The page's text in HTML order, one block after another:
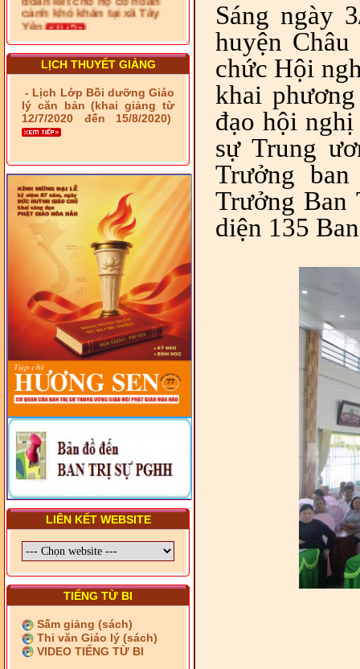
- LỄ RA QUÂN DẬM VÁ,
SỬA CHỮA LỘ GIAO
THÔNG NÔNG THÔN (XÃ
PHÚ THỌ)
PHÁP LUẬT VIỆT NAM VÀ
HIẾN CHƯƠNG GIÁO HỘI
PGHH NHIỆM KỲ VI (2024-
2029) CHO TRỊ SỰ VIÊN
DIỆN TỈNH VÀ GIÁO LÝ
VIÊN - CHUYÊN ĐỀ: NHỮNG
VẤN ĐỀ CHUNG VỀ PHÁP
LUẬT VÀ HỆ THỐNG PHÁP
LUẬT VIỆT NAM
- LỚP TẬP HUẤN LỊCH SỬ,
PHÁP LUẬT VIỆT NAM VÀ
HIẾN CHƯƠNG GIÁO HỘI
PGHH NHIỆM KỲ VI (2024-
2029) CHO TRỊ SỰ VIÊN
TRUNG ƯƠNG, BAN ĐẠI
DIỆN TỈNH VÀ GIÁO LÝ
VIÊN - CHUYÊN ĐỀ: SỰ RA
ĐỜI, BẢN CHẤT, CHỨC
NĂNG VÀ HÌNH THỨC CỦA
NƯỚC CHXHCN VIỆT NAM
LỊCH THUYẾT GIẢNG
- Lịch Lớp Bồi dưỡng Giáo
lý căn bản (khai giảng từ
12/7/2020 đến 15/8/2020)
LIÊN KẾT WEBSITE
TIẾNG TỪ BI
Sấm giảng (sách)
Thi văn Giáo lý (sách)
VIDEO TIẾNG TỪ BI
Sáng ngày
huyện
chức Hội
khai
đạo hội
sự Trung
Trưởng
Trưởng Ban
diện 135